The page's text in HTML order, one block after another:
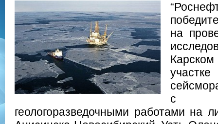
на
с
геологоразведочными работами на